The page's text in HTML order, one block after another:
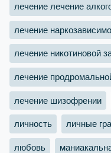
лечение лечение
лечение
лечение никотиновой
лечение
лечение шизофрении
личность личные
любовь